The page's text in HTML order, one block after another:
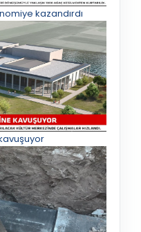
kazandırdı